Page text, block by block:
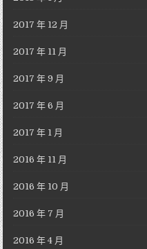
2017 年 12 月
2017 年 11 月
2017 年 9 月
2017 年 6 月
2017 年 1 月
2016 年 11 月
2016 年 10 月
2016 年 7 月
2016 年 4 月